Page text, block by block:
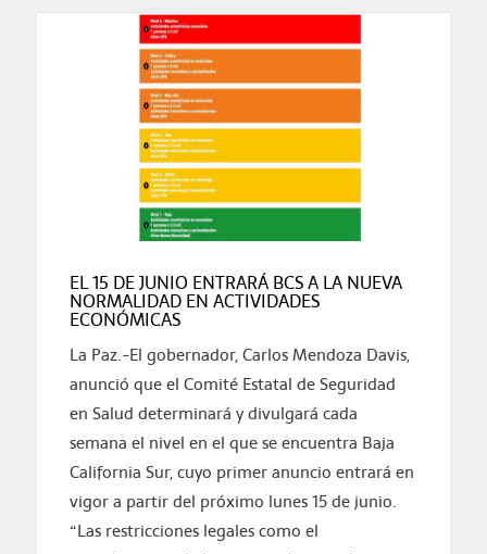
EL 15 DE JUNIO ENTRARÁ BCS A LA NUEVA
NORMALIDAD EN ACTIVIDADES
ECONÓMICAS
La Paz.-El gobernador, Carlos Mendoza Davis,
anunció que el Comité Estatal de Seguridad
en Salud determinará y divulgará cada
semana el nivel en el que se encuentra Baja
California Sur, cuyo primer anuncio entrará en
vigor a partir del próximo lunes 15 de junio.
“Las restricciones legales como el